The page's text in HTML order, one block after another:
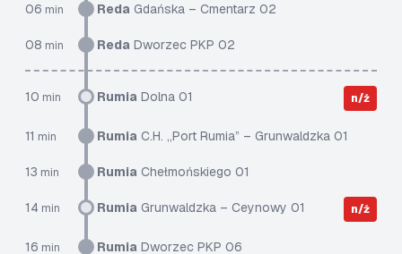
06 min Reda Gdańska – Cmentarz 02
08 min Reda Dworzec PKP 02
10 min Rumia Dolna 01 n/ż
11 min Rumia C.H. „Port Rumia” – Grunwaldzka 01
13 min Rumia Chełmońskiego 01
14 min Rumia Grunwaldzka – Ceynowy 01 n/ż
16 min Rumia Dworzec PKP 06